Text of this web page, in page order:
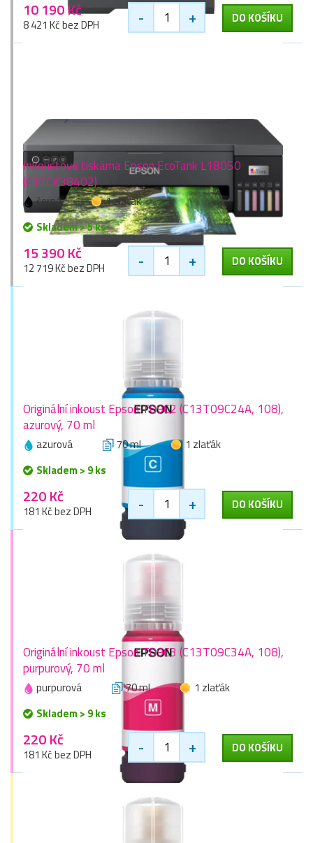
10 190 Kč
8 421 Kč bez DPH - + DO KOŠÍKU
Inkoustová tiskárna Epson EcoTank L18050
(C11CK38402)
černá
1 zlaťák
Skladem > 5 ks
15 390 Kč
12 719 Kč bez DPH - + DO KOŠÍKU
Originální inkoust Epson T09C2 (C13T09C24A, 108),
azurový, 70 ml
azurová 70 ml
1 zlaťák
Skladem > 9 ks
220 Kč
181 Kč bez DPH - + DO KOŠÍKU
Originální inkoust Epson T09C3 (C13T09C34A, 108),
purpurový, 70 ml
purpurová 70 ml
1 zlaťák
Skladem > 9 ks
220 Kč
181 Kč bez DPH - + DO KOŠÍKU